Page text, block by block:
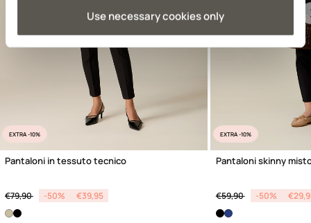
Use necessary cookies only
EXTRA -10%
Pantaloni in tessuto tecnico
Price reduced from
€79,90 to -50% €39,95
EXTRA -10%
Pantaloni skinny
Price reduced from
€59,90 to -50%